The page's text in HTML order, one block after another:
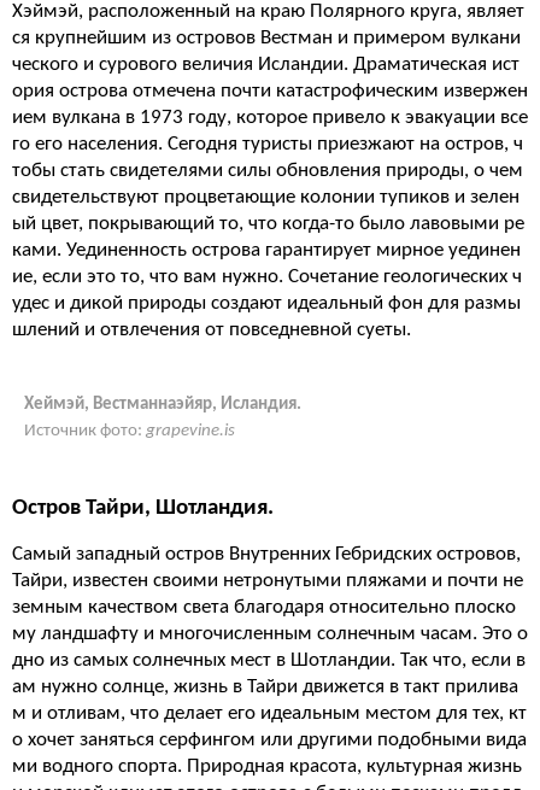
Хэймэй, расположенный на краю Полярного круга, являет
ся крупнейшим из островов Вестман и примером вулкани
ческого и сурового величия Исландии. Драматическая ист
ория острова отмечена почти катастрофическим извержен
ием вулкана в 1973 году, которое привело к эвакуации все
го его населения. Сегодня туристы приезжают на остров, ч
тобы стать свидетелями силы обновления природы, о чем
свидетельствуют процветающие колонии тупиков и зелен
ый цвет, покрывающий то, что когда-то было лавовыми ре
ками. Уединенность острова гарантирует мирное уединен
ие, если это то, что вам нужно. Сочетание геологических ч
удес и дикой природы создают идеальный фон для размы
шлений и отвлечения от повседневной суеты.
Хеймэй, Вестманнаэйяр, Исландия.
Источник фото: grapevine.is
Остров Тайри, Шотландия.
Самый западный остров Внутренних Гебридских островов,
Тайри, известен своими нетронутыми пляжами и почти не
земным качеством света благодаря относительно плоско
му ландшафту и многочисленным солнечным часам. Это о
дно из самых солнечных мест в Шотландии. Так что, если в
ам нужно солнце, жизнь в Тайри движется в такт прилива
м и отливам, что делает его идеальным местом для тех, кт
о хочет заняться серфингом или другими подобными вида
ми водного спорта. Природная красота, культурная жизнь